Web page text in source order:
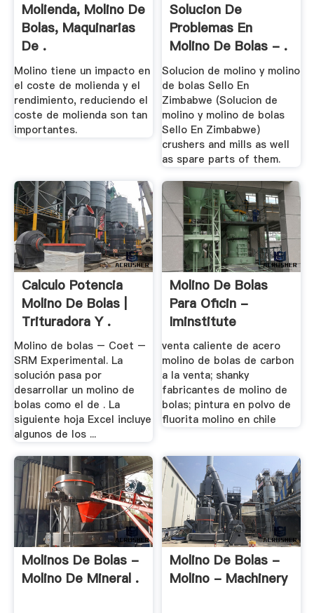
Molienda, Molino De
Bolas, Maquinarias
De .
Molino tiene un impacto en
el coste de molienda y el
rendimiento, reduciendo el
coste de molienda son tan
importantes.
Solucion De
Problemas En
Molino De Bolas - .
Solucion de molino y molino
de bolas Sello En
Zimbabwe (Solucion de
molino y molino de bolas
Sello En Zimbabwe)
crushers and mills as well
as spare parts of them.
Calculo Potencia
Molino De Bolas |
Trituradora Y .
Molino de bolas – Coet –
SRM Experimental. La
solución pasa por
desarrollar un molino de
bolas como el de . La
siguiente hoja Excel incluye
algunos de los ...
Molino De Bolas
Para Oficin -
Iminstitute
venta caliente de acero
molino de bolas de carbon
a la venta; shanky
fabricantes de molino de
bolas; pintura en polvo de
fluorita molino en chile
Molinos De Bolas -
Molino De Mineral .
Molino De Bolas -
Molino - Machinery